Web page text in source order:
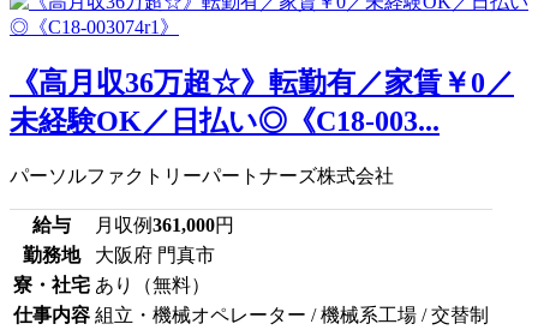
《高月収36万超☆》転勤有／家賃￥0／
未経験OK／日払い◎《C18-003...
パーソルファクトリーパートナーズ株式会社
給与 月収例361,000円
勤務地
大阪府 門真市
寮・社宅 あり（無料）
仕事内容 組立・機械オペレーター / 機械系工場 / 交替制